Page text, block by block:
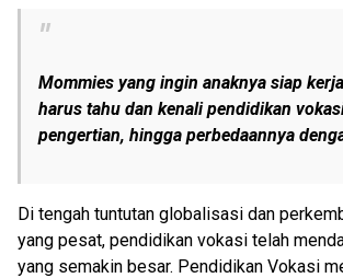
Mommies yang ingin anaknya siap
harus tahu dan kenali pendidikan
pengertian, hingga perbedaannya
Di tengah tuntutan globalisasi dan
yang pesat, pendidikan vokasi telah
yang semakin besar. Pendidikan Vokasi